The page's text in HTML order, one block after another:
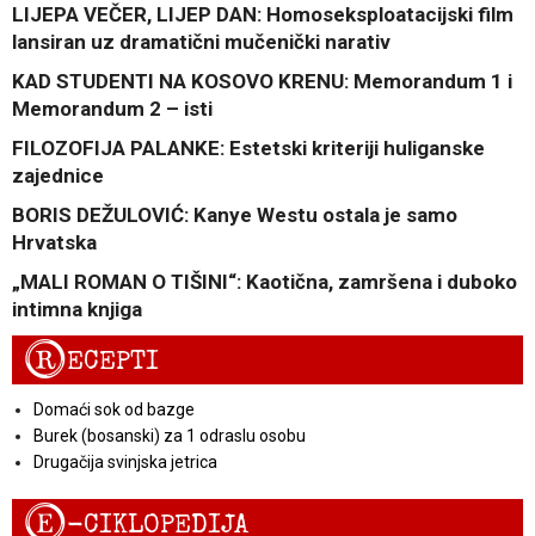
LIJEPA VEČER, LIJEP DAN: Homoseksploatacijski film
lansiran uz dramatični mučenički narativ
KAD STUDENTI NA KOSOVO KRENU: Memorandum 1 i
Memorandum 2 – isti
FILOZOFIJA PALANKE: Estetski kriteriji huliganske
zajednice
BORIS DEŽULOVIĆ: Kanye Westu ostala je samo
Hrvatska
„MALI ROMAN O TIŠINI“: Kaotična, zamršena i duboko
intimna knjiga
RECEPTI
Domaći sok od bazge
Burek (bosanski) za 1 odraslu osobu
Drugačija svinjska jetrica
E-CIKLOPEDIJA